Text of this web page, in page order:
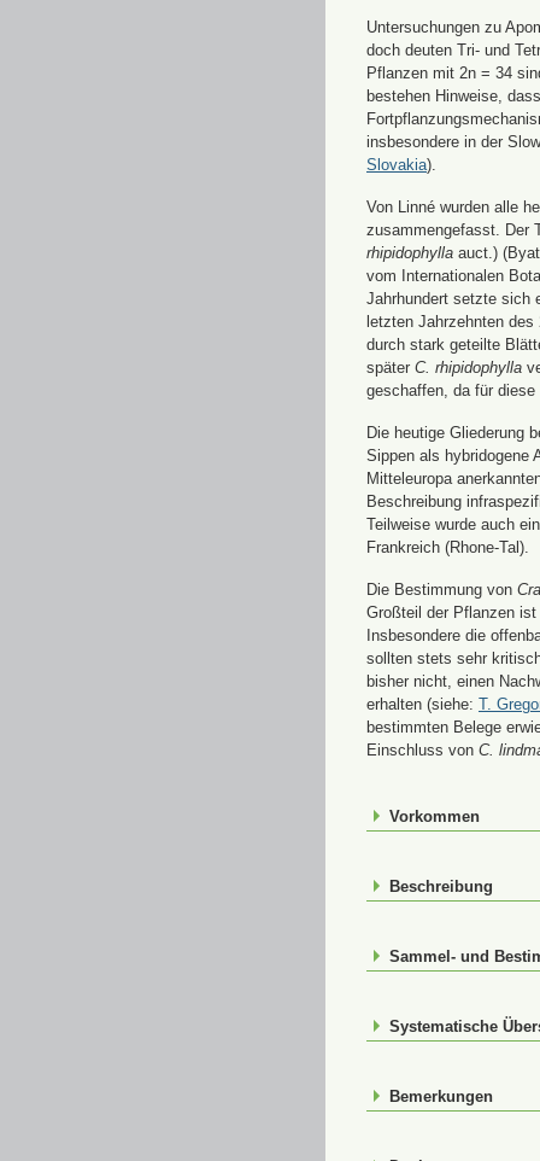
Untersuchungen zu
doch deuten Tri- und
Pflanzen mit 2n = 34
bestehen Hinweise,
insbesondere in der
Slovakia).
Von Linné wurden alle
zusammengefasst. Der
rhipidophylla auct.)
vom Internationalen
Jahrhundert setzte sich
letzten Jahrzehnten
durch stark geteilte
später C. rhipidophylla
geschaffen, da für
Die heutige Gliederung
Sippen als hybridogene
Mitteleuropa
Beschreibung
Teilweise wurde auch
Frankreich (Rhone-Tal).
Die Bestimmung von
Großteil der Pflanzen ist
Insbesondere die
sollten stets sehr
bisher nicht, einen
erhalten (siehe: T.
bestimmten Belege
Einschluss von C.
Vorkommen
Beschreibung
Sammel- und
Systematische
Bemerkungen